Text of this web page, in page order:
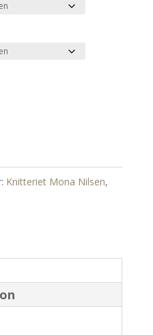
Knitteriet Mona Nilsen,